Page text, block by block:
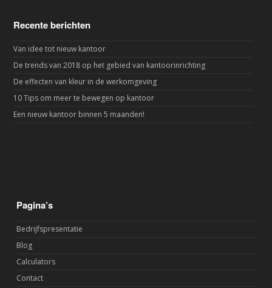
Recente berichten
Van idee tot nieuw kantoor
De trends van 2018 op het gebied van kantoorinrichting
De effecten van kleur in de werkomgeving
10 Tips om meer te bewegen op kantoor
Een nieuw kantoor binnen 5 maanden!
Pagina’s
Bedrijfspresentatie
Blog
Calculators
Contact